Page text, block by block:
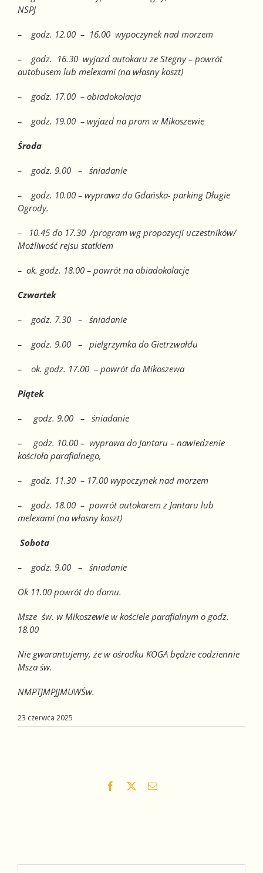
NSPJ
– godz. 12.00 – 16.00 wypoczynek nad morzem
– godz. 16.30 wyjazd autokaru ze Stegny – powrót
autobusem lub melexami (na własny koszt)
– godz. 17.00 – obiadokolacja
– godz. 19.00 – wyjazd na prom w Mikoszewie
Środa
– godz. 9.00 – śniadanie
– godz. 10.00 – wyprawa do Gdańska- parking Długie
Ogrody.
– 10.45 do 17.30 /program wg propozycji uczestników/
Możliwość rejsu statkiem
– ok. godz. 18.00 – powrót na obiadokolację
Czwartek
– godz. 7.30 – śniadanie
– godz. 9.00 – pielgrzymka do Gietrzwałdu
– ok. godz. 17.00 – powrót do Mikoszewa
Piątek
– godz. 9.00 – śniadanie
– godz. 10.00 – wyprawa do Jantaru – nawiedzenie
kościoła parafialnego,
– godz. 11.30 – 17.00 wypoczynek nad morzem
– godz. 18.00 – powrót autokarem z Jantaru lub
melexami (na własny koszt)
Sobota
– godz. 9.00 – śniadanie
Ok 11.00 powrót do domu.
Msze św. w Mikoszewie w kościele parafialnym o godz.
18.00
Nie gwarantujemy, że w ośrodku KOGA będzie codziennie
Msza św.
NMPTJMPJJMUWŚw.
23 czerwca 2025
Facebook Email